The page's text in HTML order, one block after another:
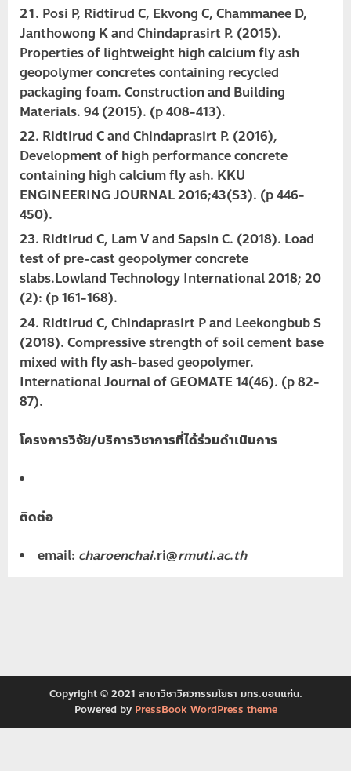
Posi P, Ridtirud C, Ekvong C, Chammanee D,
Janthowong K and Chindaprasirt P. (2015).
Properties of lightweight high calcium fly ash
geopolymer concretes containing recycled
packaging foam. Construction and Building
Materials. 94 (2015). (p 408-413).
Ridtirud C and Chindaprasirt P. (2016),
Development of high performance concrete
containing high calcium fly ash. KKU
ENGINEERING JOURNAL 2016;43(S3). (p 446-
450).
Ridtirud C, Lam V and Sapsin C. (2018). Load
test of pre-cast geopolymer concrete
slabs.Lowland Technology International 2018; 20
(2): (p 161-168).
Ridtirud C, Chindaprasirt P and Leekongbub S
(2018). Compressive strength of soil cement base
mixed with fly ash-based geopolymer.
International Journal of GEOMATE 14(46). (p 82-
87).
โครงการวิจัย/บริการวิชาการที่ได้ร่วมดำเนินการ
ติดต่อ
email: charoenchai.ri@rmuti.ac.th
Copyright © 2021 สาขาวิชาวิศวกรรมโยธา มทร.ขอนแก่น.
Powered by PressBook WordPress theme